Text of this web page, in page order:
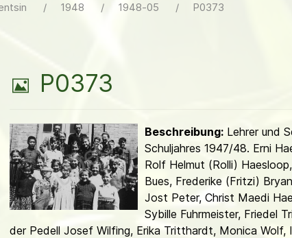
1948 1948-05 P0373
B
l
d
P0373
Beschreibung:Lehrer und
Schuljahres 1947/48. Erni
Rolf Helmut (Rolli)
Bues, Frederike (Fritzi)
Jost Peter, Christ Maedi
Sybille Fuhr­meister, Friedel
der Pedell Josef Wilfing, Erika Tritthardt, Monica Wolf,